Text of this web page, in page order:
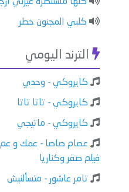
كلبي المجنون خطر
الترند اليومي
كايروكي - وحدي
كايروكي - تاتا تاتا
كايروكي - ماتيجي
عصام صاصا - عمك و
فيلم صقر وكناريا
تامر عاشور - متسألنيش